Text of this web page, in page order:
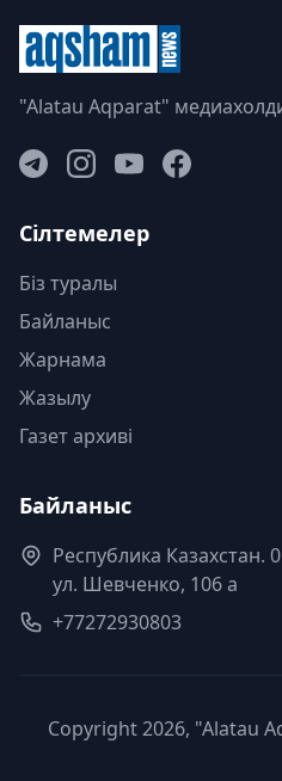
"Alatau Aqparat"
Сілтемелер
Біз туралы
Байланыс
Жарнама
Жазылу
Газет архиві
Байланыс
Республика Казахстан.
ул. Шевченко, 106 а
+77272930803
Copyright 2026, "Alatau